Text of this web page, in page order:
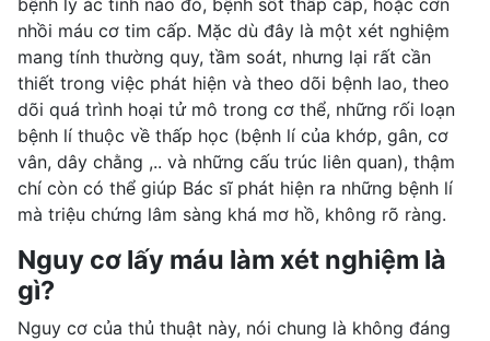
nhồi máu cơ tim cấp. Mặc dù đây là một xét nghiệm
mang tính thường quy, tầm soát, nhưng lại rất cần
thiết trong việc phát hiện và theo dõi bệnh lao, theo
dõi quá trình hoại tử mô trong cơ thể, những rối loạn
bệnh lí thuộc về thấp học (bệnh lí của khớp, gân, cơ
vân, dây chằng ,.. và những cấu trúc liên quan), thậm
chí còn có thể giúp Bác sĩ phát hiện ra những bệnh lí
mà triệu chứng lâm sàng khá mơ hồ, không rõ ràng.
Nguy cơ lấy máu làm xét nghiệm là
gì?
Nguy cơ của thủ thuật này, nói chung là không đáng